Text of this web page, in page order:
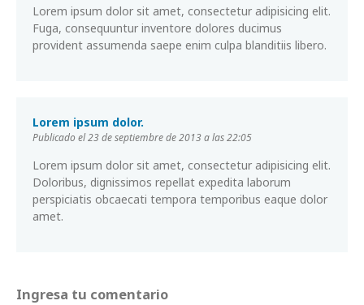
Lorem ipsum dolor sit amet, consectetur adipisicing elit.
Fuga, consequuntur inventore dolores ducimus
provident assumenda saepe enim culpa blanditiis libero.
Lorem ipsum dolor.
Publicado el 23 de septiembre de 2013 a las 22:05
Lorem ipsum dolor sit amet, consectetur adipisicing elit.
Doloribus, dignissimos repellat expedita laborum
perspiciatis obcaecati tempora temporibus eaque dolor
amet.
Ingresa tu comentario